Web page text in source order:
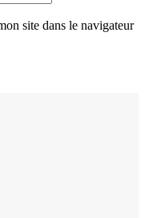
site dans le navigateur